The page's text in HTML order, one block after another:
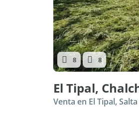
8 8
El Tipal,
Venta en El Tipal, Salta